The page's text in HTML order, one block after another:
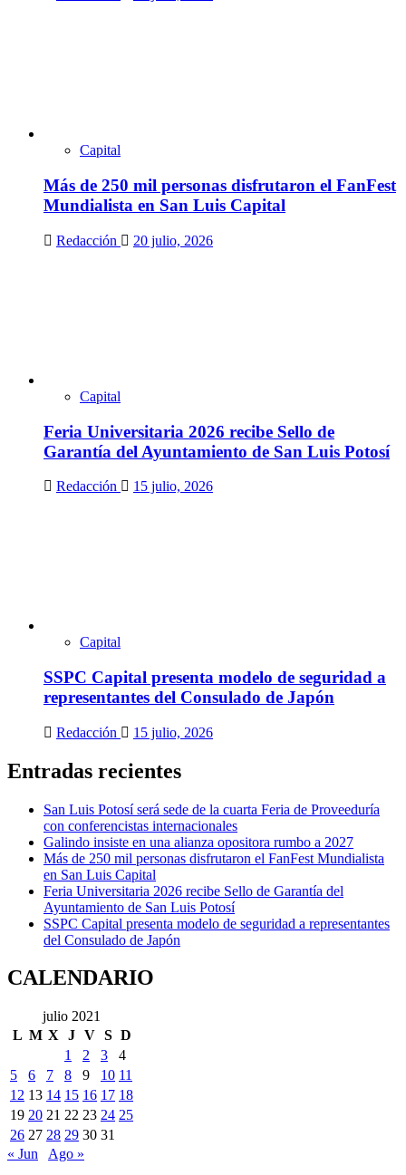
Capital
Más de 250 mil personas disfrutaron el FanFest
Mundialista en San Luis Capital
Redacción 20 julio, 2026
Capital
Feria Universitaria 2026 recibe Sello de
Garantía del Ayuntamiento de San Luis Potosí
Redacción 15 julio, 2026
Capital
SSPC Capital presenta modelo de seguridad a
representantes del Consulado de Japón
Redacción 15 julio, 2026
Entradas recientes
San Luis Potosí será sede de la cuarta Feria de Proveeduría
con conferencistas internacionales
Galindo insiste en una alianza opositora rumbo a 2027
Más de 250 mil personas disfrutaron el FanFest Mundialista
en San Luis Capital
Feria Universitaria 2026 recibe Sello de Garantía del
Ayuntamiento de San Luis Potosí
SSPC Capital presenta modelo de seguridad a representantes
del Consulado de Japón
CALENDARIO
julio 2021
L M X J V S D
1
2 3
4
5
6 7 8 9 10 11
12 13 14 15 16 17 18
19 20 21 22 23 24 25
26 27 28 29 30 31
« Jun
Ago »